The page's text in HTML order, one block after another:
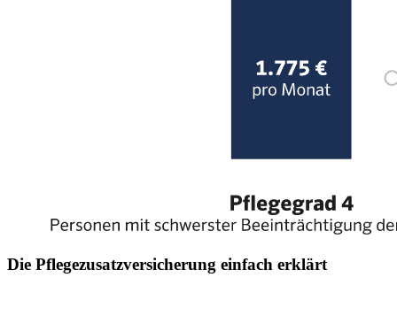
Die Pflegezusatzversicherung einfach erklärt